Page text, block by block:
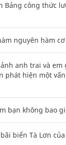
Bảng công thức
nguyên hàm
anh trai và
phát hiện một
bạn không bao
biển Tà Lơn